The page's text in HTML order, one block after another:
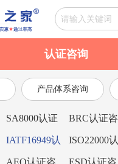
认证咨询
产品体系咨询
SA8000认证
咨询
BRC认证咨
询
IATF16949认
证咨询
ISO22000认
证咨询
AEO认证咨
ESD认证咨